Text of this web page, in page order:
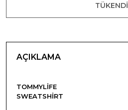
TÜKENDI
AÇIKLAMA
TOMMYLIFE
SWEATSHIRT